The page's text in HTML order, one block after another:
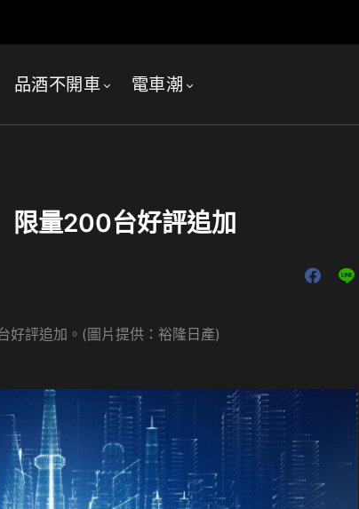
品酒不開車 電車潮
量200台好評追加
好評追加。(圖片提供：裕隆日產)